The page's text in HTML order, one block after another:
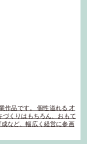
作品です。 個性溢れる 才
くりはもちろん、おもて
など、幅広く経営に参画